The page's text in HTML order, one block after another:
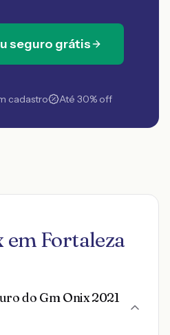
seguro grátis
cadastro Até 30% off
em Fortaleza
do Gm Onix 2021